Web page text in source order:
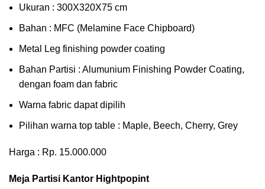
Ukuran : 300X320X75 cm
Bahan : MFC (Melamine Face Chipboard)
Metal Leg finishing powder coating
Bahan Partisi : Alumunium Finishing Powder Coating,
dengan foam dan fabric
Warna fabric dapat dipilih
Pilihan warna top table : Maple, Beech, Cherry, Grey
Harga : Rp. 15.000.000
Meja Partisi Kantor Hightpopint